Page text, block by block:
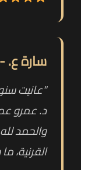
سارة ع.
"عانيت
د. عمرو
والحمد
القرنية،